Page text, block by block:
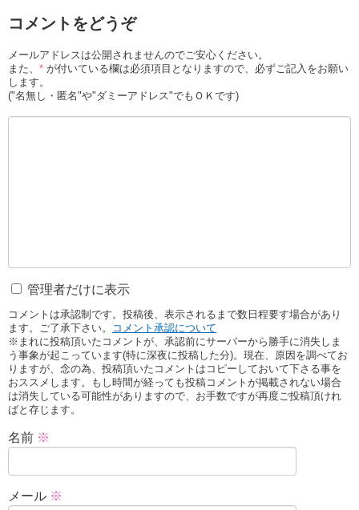
コメントをどうぞ
メールアドレスは公開されませんのでご安心ください。
また、 * が付いている欄は必須項目となりますので、必ずご記入をお願い
します。
("名無し・匿名"や"ダミーアドレス"でもＯＫです)
管理者だけに表示
コメントは承認制です。投稿後、表示されるまで数日程要す場合があり
ます。ご了承下さい。
コメント承認について
※まれに投稿頂いたコメントが、承認前にサーバーから勝手に消失しま
う事象が起こっています(特に深夜に投稿した分)。現在、原因を調べてお
りますが、念の為、投稿頂いたコメントはコピーしておいて下さる事を
おススメします。もし時間が経っても投稿コメントが掲載されない場合
は消失している可能性がありますので、お手数ですが再度ご投稿頂けれ
ばと存じます。
名前 ※
メール ※